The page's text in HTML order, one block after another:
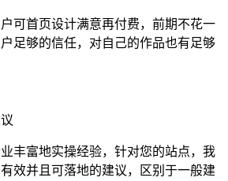
可首页设计满意再付费，前期不花一
足够的信任，对自己的作品也有足够
丰富地实操经验，针对您的站点，我
效并且可落地的建议，区别于一般建